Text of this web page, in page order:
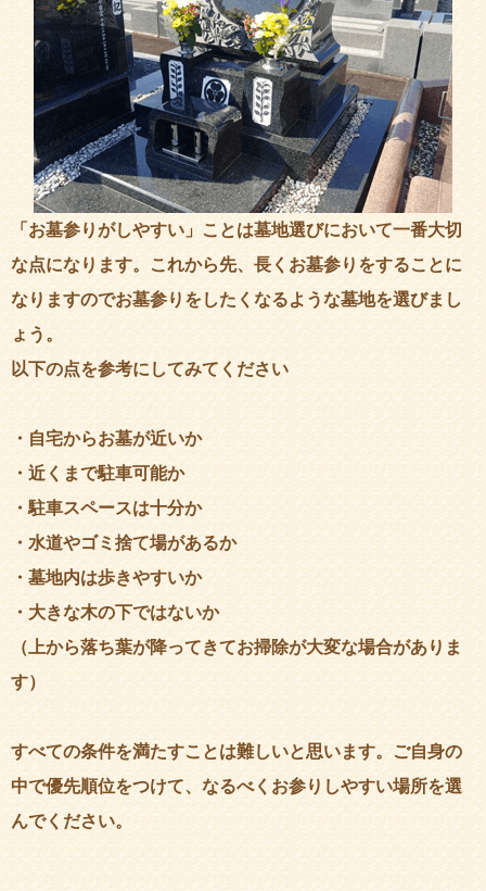
「お墓参りがしやすい」ことは墓地選びにおいて一番大切
な点になります。これから先、長くお墓参りをすることに
なりますのでお墓参りをしたくなるような墓地を選びまし
ょう。
以下の点を参考にしてみてください
・自宅からお墓が近いか
・近くまで駐車可能か
・駐車スペースは十分か
・水道やゴミ捨て場があるか
・墓地内は歩きやすいか
・大きな木の下ではないか
（上から落ち葉が降ってきてお掃除が大変な場合がありま
す）
すべての条件を満たすことは難しいと思います。ご自身の
中で優先順位をつけて、なるべくお参りしやすい場所を選
んでください。